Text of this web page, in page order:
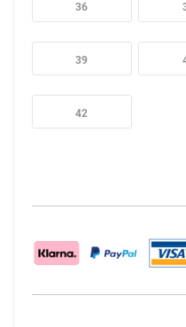
36
39
42